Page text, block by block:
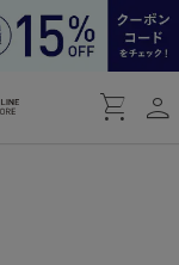
shopping_cart person